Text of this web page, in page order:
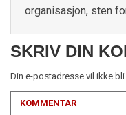
organisasjon, sten
SKRIV DIN
Din e-postadresse vil ikke
KOMMENTAR